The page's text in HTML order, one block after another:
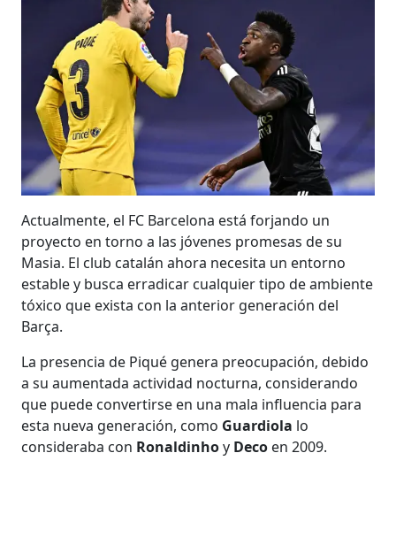
Actualmente, el FC Barcelona está forjando un
proyecto en torno a las jóvenes promesas de su
Masia. El club catalán ahora necesita un entorno
estable y busca erradicar cualquier tipo de ambiente
tóxico que exista con la anterior generación del
Barça.
La presencia de Piqué genera preocupación, debido
a su aumentada actividad nocturna, considerando
que puede convertirse en una mala influencia para
esta nueva generación, como Guardiola lo
consideraba con Ronaldinhoy Deco en 2009.